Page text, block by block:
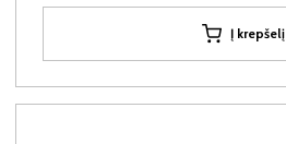
Į krepšelį